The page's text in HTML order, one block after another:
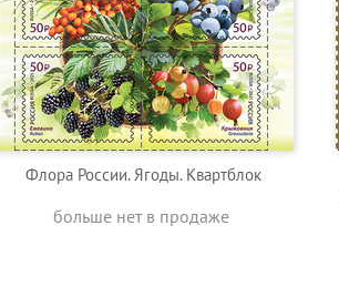
Флора России. Ягоды. Квартблок
больше нет в продаже